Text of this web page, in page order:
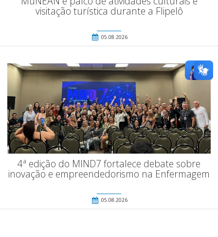
visitação turística durante a Flipelô
05.08.2026
4ª edição do MIND7 fortalece debate sobre
inovação e empreendedorismo na Enfermagem
05.08.2026